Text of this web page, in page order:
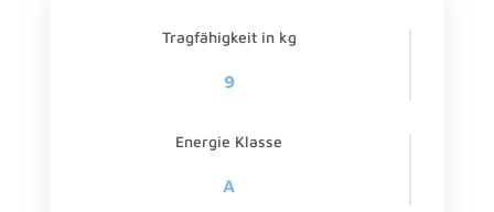
Tragfähigkeit in kg
9
Energie Klasse
A